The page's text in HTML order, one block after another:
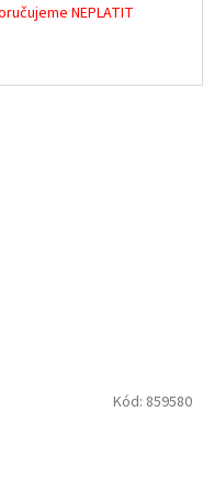
NEPLATIT
Kód: 859580